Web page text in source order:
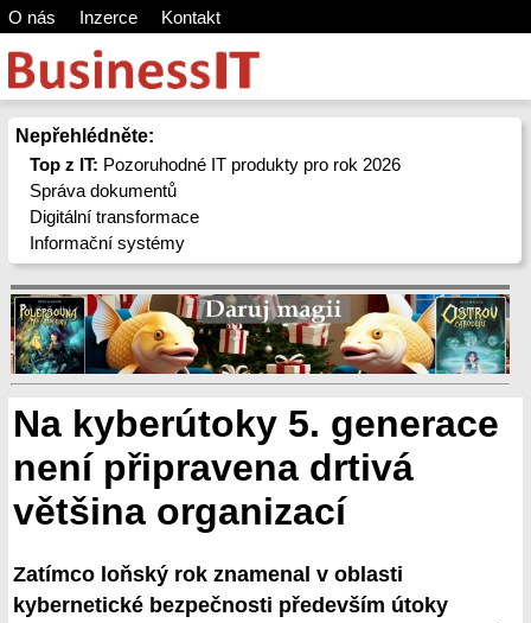
O nás Inzerce Kontakt
Nepřehlédněte:
Top z IT: Pozoruhodné IT produkty pro rok 2026
Správa dokumentů
Digitální transformace
Informační systémy
Na kyberútoky 5. generace
není připravena drtivá
většina organizací
Zatímco loňský rok znamenal v oblasti
kybernetické bezpečnosti především útoky